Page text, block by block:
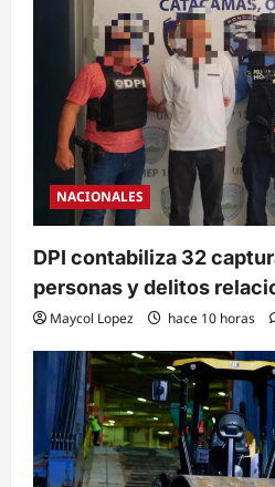
NACIONALES
DPI contabiliza 32
personas y delitos
Maycol Lopez hace 10 horas